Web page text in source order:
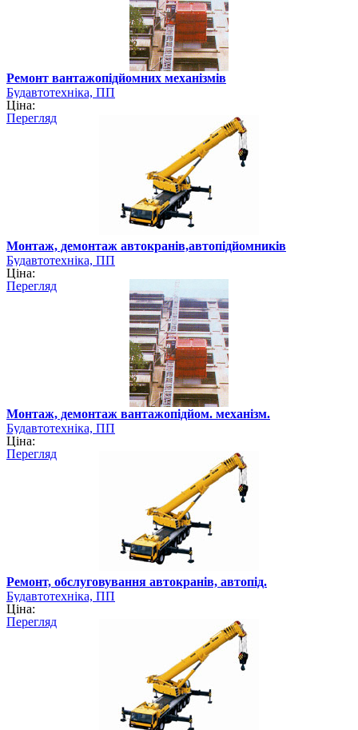
Ремонт вантажопідйомних механізмів
Будавтотехніка, ПП
Ціна:
Перегляд
Монтаж, демонтаж автокранів,автопідйомників
Будавтотехніка, ПП
Ціна:
Перегляд
Монтаж, демонтаж вантажопідйом. механізм.
Будавтотехніка, ПП
Ціна:
Перегляд
Ремонт, обслуговування автокранів, автопід.
Будавтотехніка, ПП
Ціна:
Перегляд